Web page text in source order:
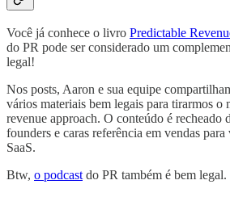
Você já conhece o livro Predictable
do PR pode ser considerado um
legal!
Nos posts, Aaron e sua equipe
vários materiais bem legais para tirarmos o
revenue approach. O conteúdo é recheado
founders e caras referência em vendas
SaaS.
Btw, o podcast do PR também é bem legal.